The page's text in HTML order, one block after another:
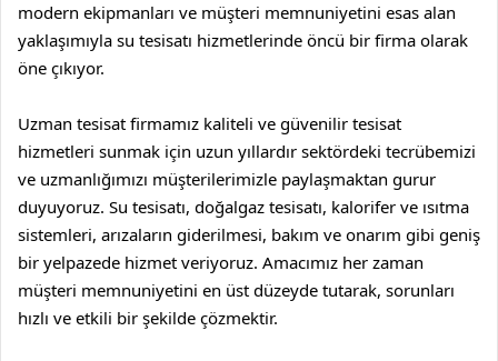
modern ekipmanları ve müşteri memnuniyetini esas alan
yaklaşımıyla su tesisatı hizmetlerinde öncü bir firma olarak
öne çıkıyor.
Uzman tesisat firmamız kaliteli ve güvenilir tesisat
hizmetleri sunmak için uzun yıllardır sektördeki tecrübemizi
ve uzmanlığımızı müşterilerimizle paylaşmaktan gurur
duyuyoruz. Su tesisatı, doğalgaz tesisatı, kalorifer ve ısıtma
sistemleri, arızaların giderilmesi, bakım ve onarım gibi geniş
bir yelpazede hizmet veriyoruz. Amacımız her zaman
müşteri memnuniyetini en üst düzeyde tutarak, sorunları
hızlı ve etkili bir şekilde çözmektir.